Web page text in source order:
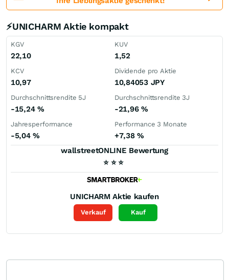
⚡UNICHARM Aktie kompakt
KGV
22,10
KUV
1,52
KCV
10,97
Dividende pro Aktie
10,84053 JPY
Durchschnittsrendite 5J
-15,24 %
Durchschnittsrendite 3J
-21,96 %
Jahresperformance
-5,04%
Performance 3 Monate
+7,38%
wallstreetONLINE Bewertung
⭐ ⭐ ⭐
UNICHARM Aktie kaufen
Verkauf Kauf